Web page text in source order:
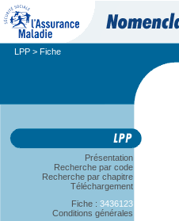
LPP > Fiche
Présentation
Recherche par code
Recherche par chapitre
Téléchargement
Fiche : 3436123
Conditions générales